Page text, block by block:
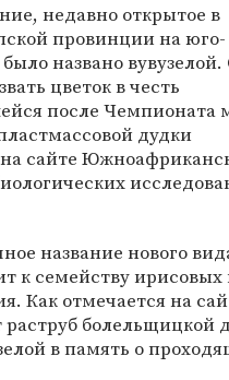
недавно открытое в
провинции на юго-
названо вувузелой.
цветок в честь
после Чемпионата
дудки
на сайте
название нового
к семейству ирисовых
Как отмечается на
болельщицкой
в память о